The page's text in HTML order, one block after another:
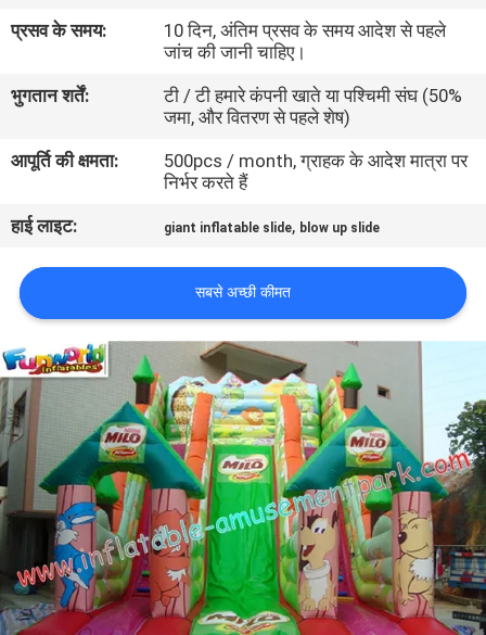
नियंत्रण
COMPANY
NEWS
साइटमैप
PRIVACY
POLICY
प्रसव के समय:
10 दिन, अंतिम प्रसव के समय आदेश से पहले
जांच की जानी चाहिए।
भुगतान शर्तें:
टी / टी हमारे कंपनी खाते या पश्चिमी संघ (50%
जमा, और वितरण से पहले शेष)
आपूर्ति की क्षमता:
500pcs / month, ग्राहक के आदेश मात्रा पर
निर्भर करते हैं
हाई लाइट:
giant inflatable slide, blow up slide
सबसे अच्छी कीमत